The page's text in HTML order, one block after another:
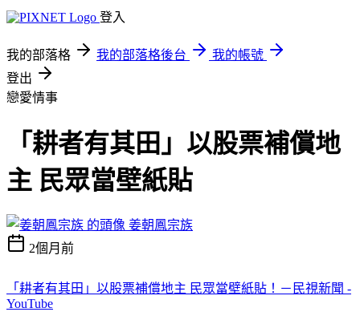
登入
我的部落格 我的部落格後台
我的帳號
登出
戀愛情事
「耕者有其田」以股票補償地
主 民眾當壁紙貼
姜朝鳳宗族
2個月前
「耕者有其田」以股票補償地主 民眾當壁紙貼！－民視新聞 -
YouTube